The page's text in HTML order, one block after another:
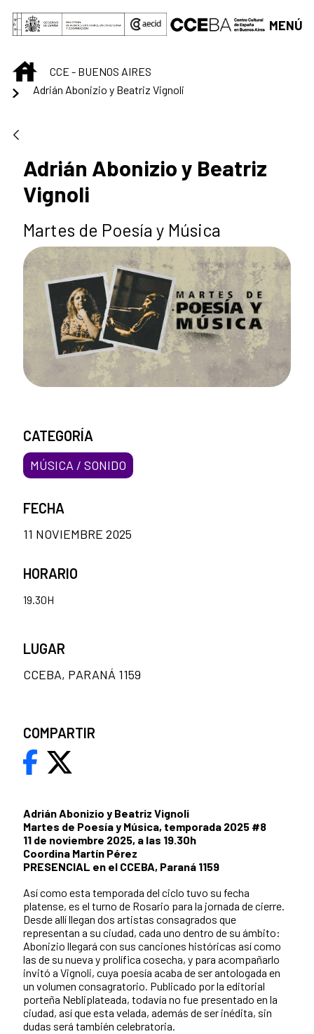
Saltar al contenido principal
MENÚ
INICIOCCE - BUENOS AIRES
Adrián Abonizio y Beatriz Vignoli
Adrián Abonizio y Beatriz
Vignoli
Martes de Poesía y Música
Adrián Abonizio y Beatriz Vignoli
Martes de Poesía y Música, temporada 2025 #8
11 de noviembre 2025, a las 19.30h
Coordina Martín Pérez
PRESENCIAL en el CCEBA, Paraná 1159
Así como esta temporada del ciclo tuvo su fecha
platense, es el turno de Rosario para la jornada de cierre.
Desde allí llegan dos artistas consagrados que
representan a su ciudad, cada uno dentro de su ámbito:
Abonizio llegará con sus canciones históricas así como
las de su nueva y prolífica cosecha, y para acompañarlo
invitó a Vignoli, cuya poesía acaba de ser antologada en
un volumen consagratorio. Publicado por la editorial
porteña Nebliplateada, todavía no fue presentado en la
ciudad, así que esta velada, además de ser inédita, sin
dudas será también celebratoria.
CATEGORÍA
MÚSICA / SONIDO
FECHA
11 NOVIEMBRE 2025
HORARIO
19.30H
LUGAR
CCEBA, PARANÁ 1159
COMPARTIR